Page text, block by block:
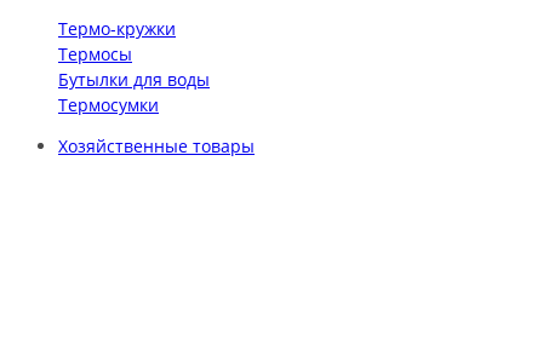
Термо-кружки
Термосы
Бутылки для воды
Термосумки
Хозяйственные товары